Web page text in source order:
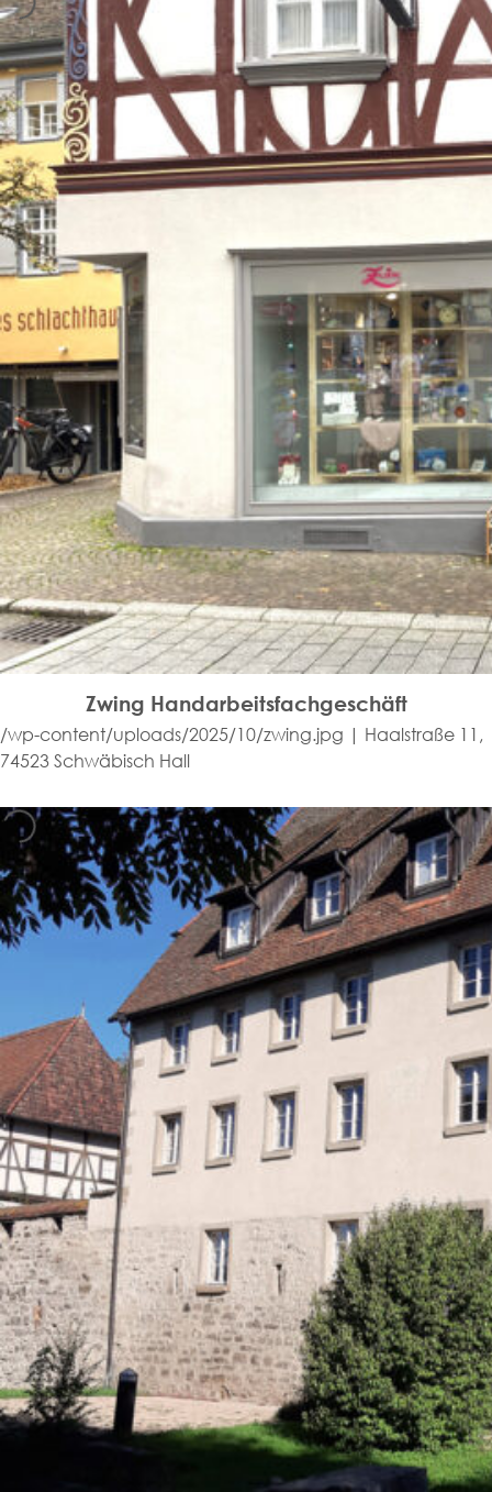
Zwing Handarbeitsfachgeschäft
/wp-content/uploads/2025/10/zwing.jpg | Haalstraße 11,
74523 Schwäbisch Hall